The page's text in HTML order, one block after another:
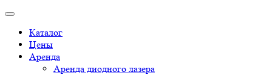
Каталог
Цены
Аренда
Аренда диодного лазера